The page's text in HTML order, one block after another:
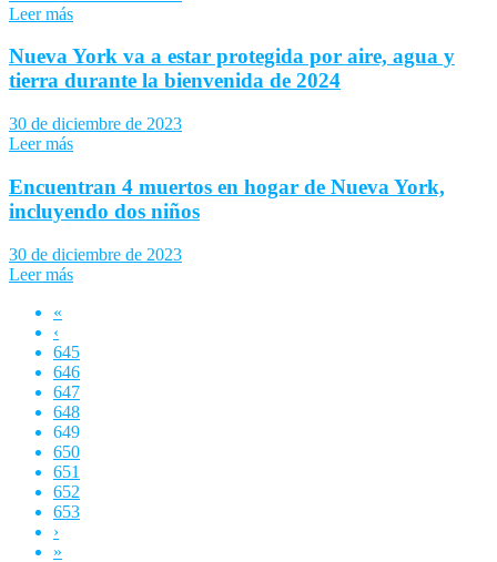
Leer más
Nueva York va a estar protegida por aire, agua y
tierra durante la bienvenida de 2024
30 de diciembre de 2023
Leer más
Encuentran 4 muertos en hogar de Nueva York,
incluyendo dos niños
30 de diciembre de 2023
Leer más
«
‹
645
646
647
648
649
650
651
652
653
›
»